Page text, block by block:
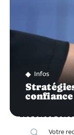
Infos
Recherche